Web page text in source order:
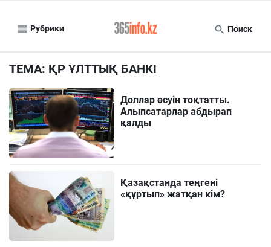
Рубрики Поиск
ТЕМА: ҚР ҰЛТТЫҚ БАНКІ
Доллар өсуін тоқтатты.
Алыпсатарлар абдырап
қалды
Қазақстанда теңгені
«құртып» жатқан кім?